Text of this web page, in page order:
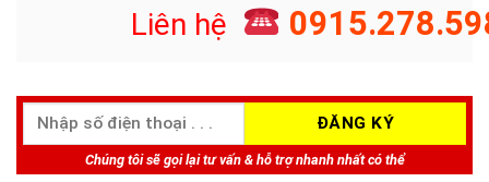
Liên hệ
Chúng tôi sẽ gọi lại tư vấn & hỗ trợ nhanh nhất có thể